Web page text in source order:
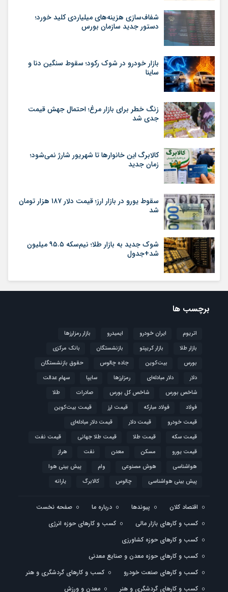
شفاف‌سازی هزینه‌های میلیاردی کلید خورد؛
دستور جدید سازمان بورس
بازار خودرو در شوک رکود؛ سقوط سنگین دنا و
ساینا
زنگ خطر برای بازار مرغ؛ احتمال جهش قیمت
جدی شد
کالابرگ این خانوارها تا شهریور شارژ نمی‌شود؛
زمان جدید
سقوط یورو در بازار ارز؛ قیمت دلار ۱۸۷ هزار تومان
شد
شوک جدید به بازار طلا؛ نیم‌سکه ۹۵.۵ میلیون
شد+جدول
برچسب ها
اتریوم ایران خودرو ایمیدرو
بازار رمزارزها
بازار طلا
بازار کریپتو بازنشستگان
بانک مرکزی
بورس
بیت‌کوین جاده چالوس
حقوق بازنشستگان
دلار
دلار مبادله‌ای رمزارزها سایپا
سهام عدالت
شاخص بورس
شاخص کل بورس صادرات
طلا
فولاد
فولاد مبارکه قیمت ارز
قیمت بیت‌کوین
قیمت خودرو
قیمت دلار
قیمت دلار مبادله‌ای
قیمت سکه
قیمت طلا قیمت طلا جهانی
قیمت نفت
قیمت یورو
مسکن معدن نفت
هراز
هواشناسی
هوش مصنوعی وام
پیش بینی هوا
پیش بینی هواشناسی
چالوس کالابرگ یارانه
اقتصاد کلان پیوندها درباره ما
صفحه نخست
کسب و کارهای بازار مالی
کسب و کارهای حوزه انرژی
کسب و کارهای حوزه کشاورزی
کسب و کارهای حوزه معدن و صنایع معدنی
کسب و کارهای صنعت خودرو
کسب و کارهای گردشگری و هنر
کسب و کارهای گردشگری و هنر
معدن و ورزش